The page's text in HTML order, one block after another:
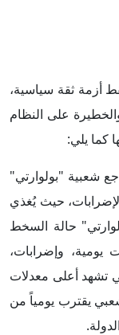
أزمة ثقة سياسية،
على النظام
كما يلي:
شعبية "بولوارتي"
حيث يُغذي
حالة السخط
وإضرابات،
تشهد أعلى معدلات
يقترب يومياً من